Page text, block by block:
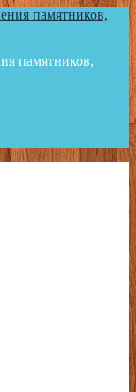
памятников,